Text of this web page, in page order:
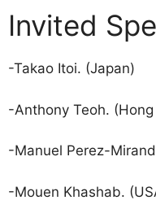
Invited
-Takao Itoi. (Japan)
-Anthony Teoh. (Hong
-Manuel Perez-
-Mouen Khashab.